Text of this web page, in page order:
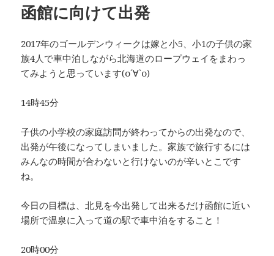
函館に向けて出発
2017年のゴールデンウィークは嫁と小5、小1の子供の家
族4人で車中泊しながら北海道のロープウェイをまわっ
てみようと思っています(о´∀`о)
14時45分
子供の小学校の家庭訪問が終わってからの出発なので、
出発が午後になってしまいました。家族で旅行するには
みんなの時間が合わないと行けないのが辛いとこです
ね。
今日の目標は、北見を今出発して出来るだけ函館に近い
場所で温泉に入って道の駅で車中泊をすること！
20時00分